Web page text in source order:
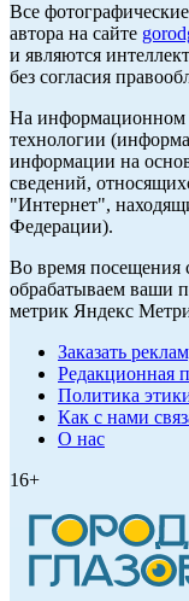
Все
автора на сайте
и являются
без согласия
На информационном
технологии
информации на
сведений,
"Интернет",
Федерации).
Во время посещения
обрабатываем ваши
метрик Яндекс
Заказать
Редакционная
Политика
Как с нами
О нас
16+